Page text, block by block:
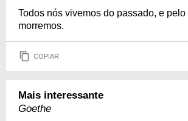
Todos nós vivemos do passado, e
morremos.
COPIAR
Mais interessante
Goethe